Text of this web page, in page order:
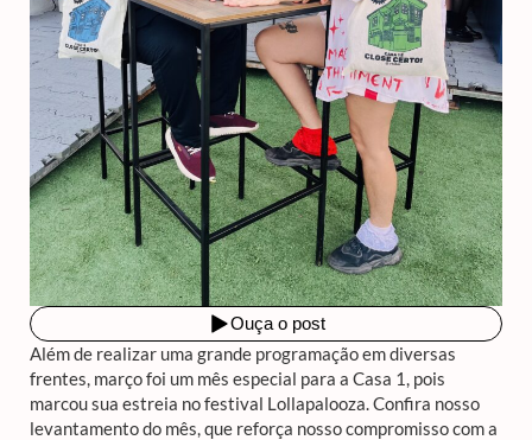
Além de realizar uma grande programação em diversas
frentes, março foi um mês especial para a Casa 1, pois
marcou sua estreia no festival Lollapalooza. Confira nosso
levantamento do mês, que reforça nosso compromisso com a